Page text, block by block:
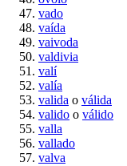
vado
vaída
vaivoda
valdivia
valí
valía
valida o válida
valido o válido
valla
vallado
valva